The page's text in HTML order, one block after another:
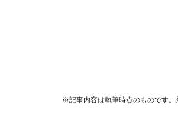
※記事内容は執筆時点のものです。